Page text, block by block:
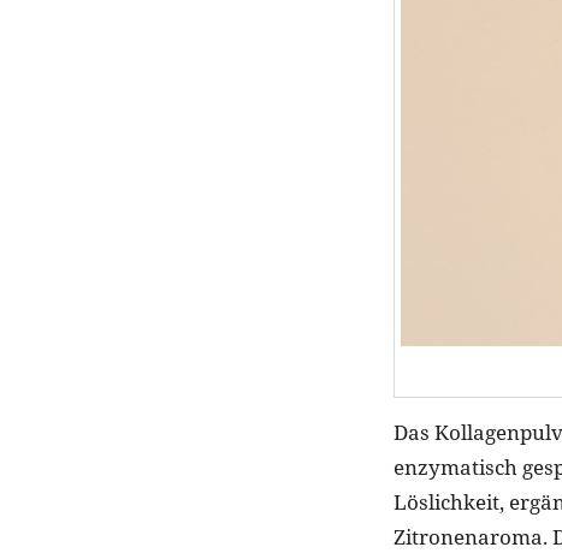
Das
enzymatisch
Löslichkeit,
Zitronenaroma.